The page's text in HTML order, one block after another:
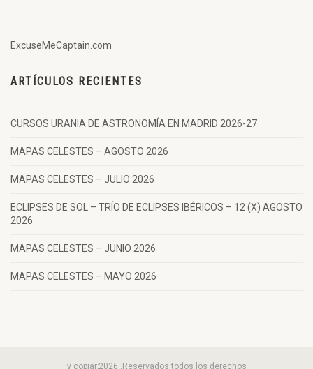
ExcuseMeCaptain.com
ARTÍCULOS RECIENTES
CURSOS URANIA DE ASTRONOMÍA EN MADRID 2026-27
MAPAS CELESTES – AGOSTO 2026
MAPAS CELESTES – JULIO 2026
ECLIPSES DE SOL – TRÍO DE ECLIPSES IBÉRICOS – 12 (X) AGOSTO
2026
MAPAS CELESTES – JUNIO 2026
MAPAS CELESTES – MAYO 2026
y copiar;2026 .Reservados todos los derechos